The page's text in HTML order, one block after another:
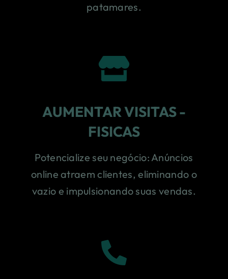
patamares.
AUMENTAR VISITAS -
FISICAS
Potencialize seu negócio: Anúncios
online atraem clientes, eliminando o
vazio e impulsionando suas vendas.